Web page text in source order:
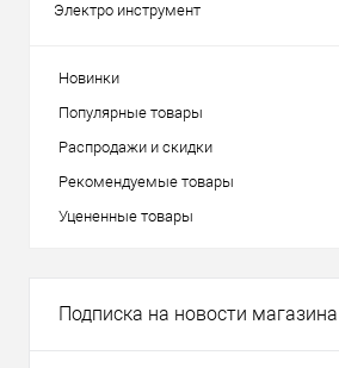
Электро инструмент
Новинки
Популярные товары
Распродажи и скидки
Рекомендуемые товары
Уцененные товары
Подписка на новости магазина